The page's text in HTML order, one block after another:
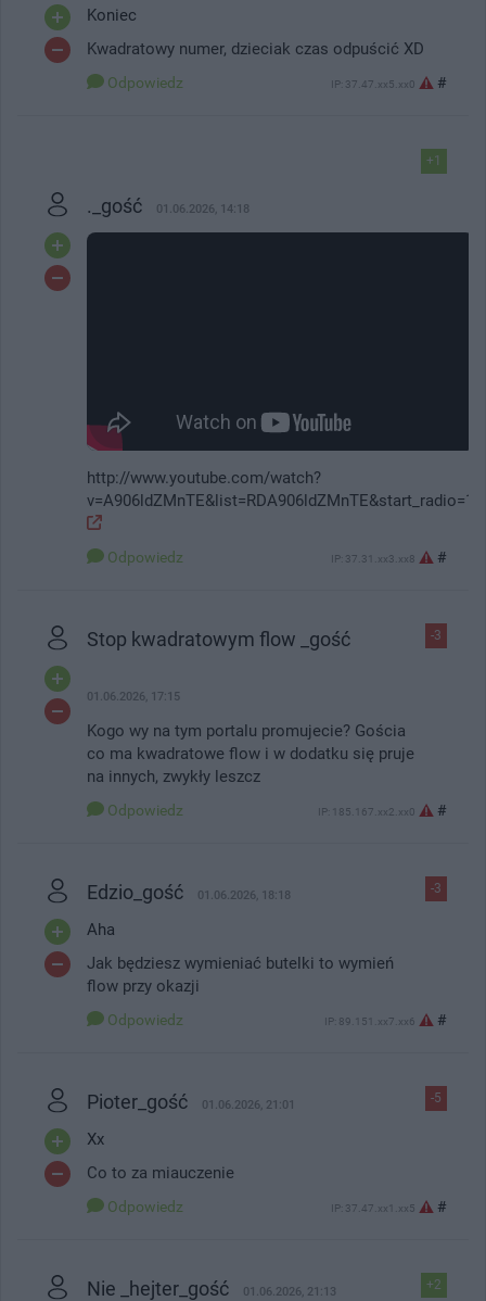
Koniec
Kwadratowy numer, dzieciak czas odpuścić XD
Odpowiedz IP: 37.47.xx5.xx0 #
+1
._gość 01.06.2026, 14:18
http://www.youtube.com/watch?
v=A906ldZMnTE&list=RDA906ldZMnTE&start_radio=1
Odpowiedz IP: 37.31.xx3.xx8 #
-3
Stop kwadratowym flow _gość
01.06.2026, 17:15
Kogo wy na tym portalu promujecie? Gościa
co ma kwadratowe flow i w dodatku się pruje
na innych, zwykły leszcz
Odpowiedz IP: 185.167.xx2.xx0 #
-3
Edzio_gość 01.06.2026, 18:18
Aha
Jak będziesz wymieniać butelki to wymień
flow przy okazji
Odpowiedz IP: 89.151.xx7.xx6 #
-5
Pioter_gość 01.06.2026, 21:01
Xx
Co to za miauczenie
Odpowiedz IP: 37.47.xx1.xx5 #
+2
Nie _hejter_gość 01.06.2026, 21:13